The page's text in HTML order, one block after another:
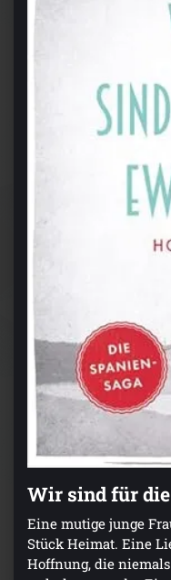
Wir sind für
Eine mutige junge
Stück Heimat. Eine
Hoffnung, die